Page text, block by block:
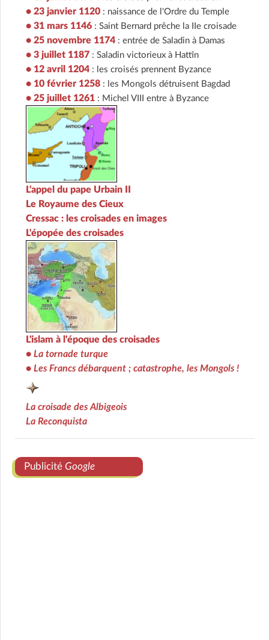
• 23 janvier 1120 : naissance de l'Ordre du Temple
• 31 mars 1146 : Saint Bernard prêche la IIe croisade
• 25 novembre 1174 : entrée de Saladin à Damas
• 3 juillet 1187 : Saladin victorieux à Hattîn
• 12 avril 1204 : les croisés prennent Byzance
• 10 février 1258 : les Mongols détruisent Bagdad
• 25 juillet 1261 : Michel VIII entre à Byzance
L'appel du pape Urbain II
Le Royaume des Cieux
Cressac : les croisades en images
L'épopée des croisades
L'islam à l'époque des croisades
• La tornade turque
• Les Francs débarquent ; catastrophe, les Mongols !
La croisade des Albigeois
La Reconquista
Publicité Google